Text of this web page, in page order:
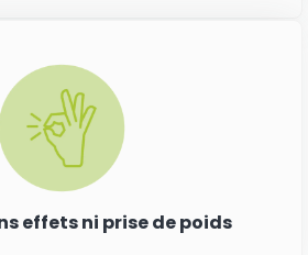
effets ni prise de poids